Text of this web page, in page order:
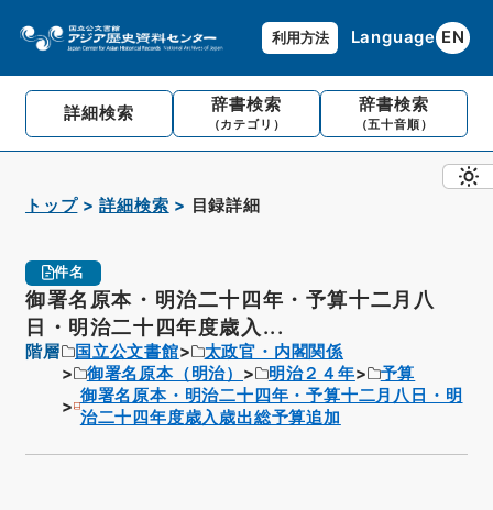
利用方法 Language EN
詳細検索 辞書検索
（カテゴリ）
辞書検索
（五十音順）
トップ 詳細検索 目録詳細
件名
御署名原本・明治二十四年・予算十二月八
日・明治二十四年度歳入...
階層 国立公文書館
太政官・内閣関係
御署名原本（明治）
明治２４年
予算
御署名原本・明治二十四年・予算十二月八日・明
治二十四年度歳入歳出総予算追加